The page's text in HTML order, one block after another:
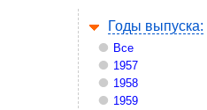
Годы выпуска:
Все
1957
1958
1959